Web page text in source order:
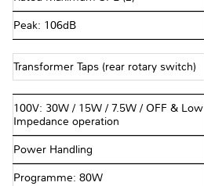
Peak: 106dB
Transformer Taps (rear rotary switch)
100V: 30W / 15W / 7.5W / OFF & Low
Impedance operation
Power Handling
Programme: 80W